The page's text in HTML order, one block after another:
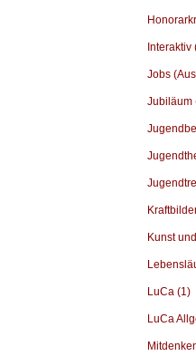
Interaktiv
Jobs
Jubiläum
Kunst
LuCa (1)
LuCa